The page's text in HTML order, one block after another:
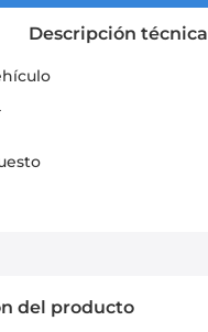
Descripción técnica
del producto